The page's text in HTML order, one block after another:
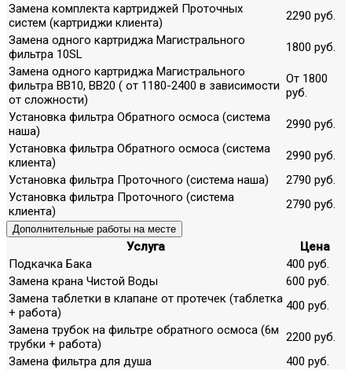
Замена комплекта картриджей Проточных
систем (картриджи клиента)
2290 руб.
Замена одного картриджа Магистрального
фильтра 10SL
1800 руб.
Замена одного картриджа Магистрального
фильтра ВВ10, ВВ20 ( от 1180-2400 в зависимости
от сложности)
От 1800
руб.
Установка фильтра Обратного осмоса (система
наша)
2990 руб.
Установка фильтра Обратного осмоса (система
клиента)
2990 руб.
Установка фильтра Проточного (система наша)
2790 руб.
Установка фильтра Проточного (система
клиента)
2790 руб.
Дополнительные работы на месте
Услуга
Цена
Подкачка Бака
400 руб.
Замена крана Чистой Воды
600 руб.
Замена таблетки в клапане от протечек (таблетка
+ работа)
400 руб.
Замена трубок на фильтре обратного осмоса (6м
трубки + работа)
2200 руб.
Замена фильтра для душа
400 руб.